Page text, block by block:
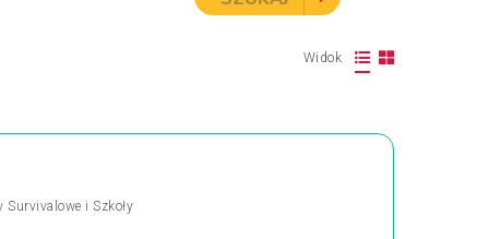
Widok
Survivalowe i Szkoły